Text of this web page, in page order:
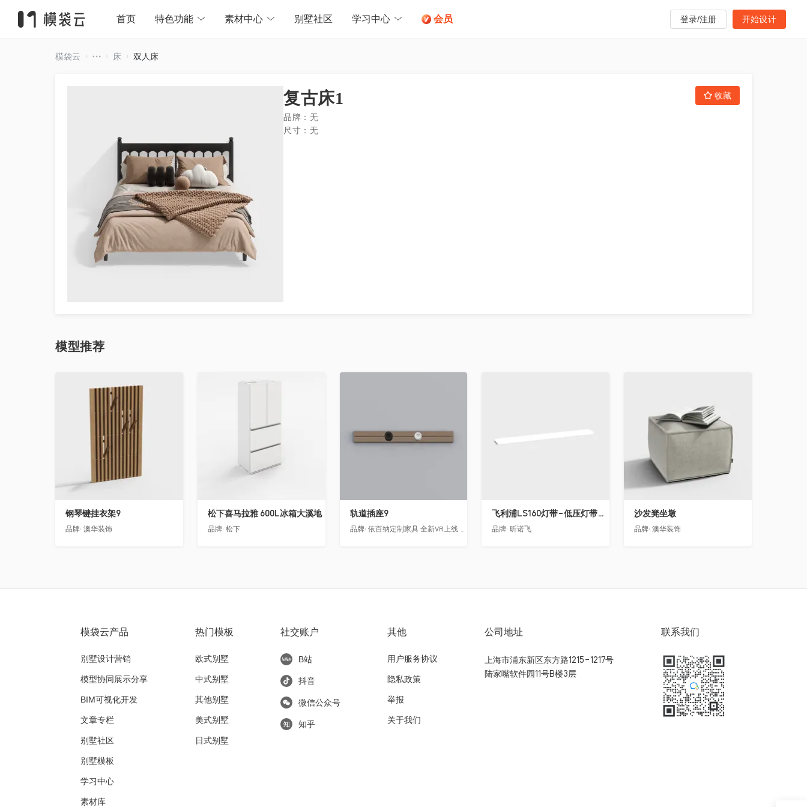
首页 特色功能 素材中心 别墅社区 学习中心 会员 登录/注册 开始设计
模袋云 床 双人床
复古床1
品牌： 无
尺寸： 无
收藏
模型推荐
收藏
钢琴键挂衣架9
品牌: 澳华装饰
松下喜马拉雅 600L冰箱大溪地
品牌: 松下
轨道插座9
品牌: 依百纳定制家具 全新VR上线 让您提前遇见你未来的家！
飞利浦LS160灯带-低压灯带-100mm
品牌:昕诺飞
沙发凳坐墩
品牌:澳华装饰
模袋云产品
别墅设计营销
模型协同展示分享
BIM可视化开发
文章专栏
别墅社区
别墅模板
学习中心
素材库
热门模板
欧式别墅
中式别墅
其他别墅
美式别墅
日式别墅
社交账户
B站
抖音
微信公众号
知乎
其他
用户服务协议
隐私政策
举报
关于我们
公司地址
上海市浦东新区东方路1215-1217号
陆家嘴软件园11号B楼3层
联系我们